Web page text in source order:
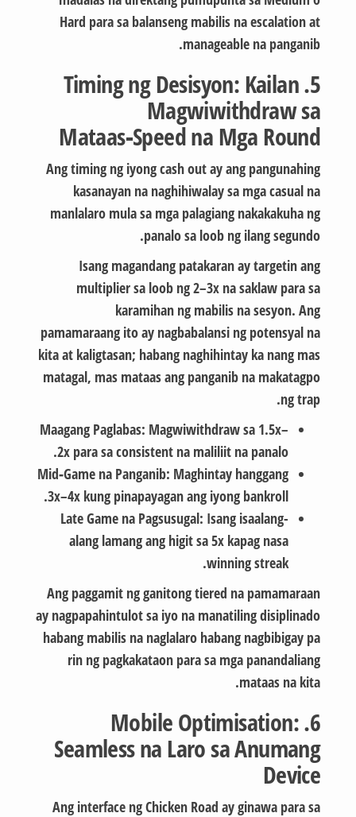
Hard para sa balanseng mabilis na escalation at
manageable na panganib.
5. Timing ng Desisyon: Kailan
Magwiwithdraw sa
Mataas‑Speed na Mga Round
Ang timing ng iyong cash out ay ang pangunahing
kasanayan na naghihiwalay sa mga casual na
manlalaro mula sa mga palagiang nakakakuha ng
panalo sa loob ng ilang segundo.
Isang magandang patakaran ay targetin ang
multiplier sa loob ng 2–3x na saklaw para sa
karamihan ng mabilis na sesyon. Ang
pamamaraang ito ay nagbabalansi ng potensyal na
kita at kaligtasan; habang naghihintay ka nang mas
matagal, mas mataas ang panganib na makatagpo
ng trap.
Maagang Paglabas:Magwiwithdraw sa 1.5x–
2x para sa consistent na maliliit na panalo.
Mid‑Game na Panganib:Maghintay hanggang
3x–4x kung pinapayagan ang iyong bankroll.
Late Game na Pagsusugal:Isang isaalang-
alang lamang ang higit sa 5x kapag nasa
winning streak.
Ang paggamit ng ganitong tiered na pamamaraan
ay nagpapahintulot sa iyo na manatiling disiplinado
habang mabilis na naglalaro habang nagbibigay pa
rin ng pagkakataon para sa mga panandaliang
mataas na kita.
6. Mobile Optimisation:
Seamless na Laro sa Anumang
Device
Ang interface ng Chicken Road ay ginawa para sa